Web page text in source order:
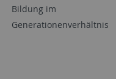
Bildung im
Generationenverhältnis